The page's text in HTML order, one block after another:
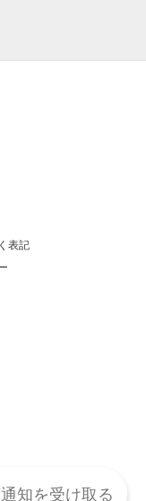
表記
通知を受け取る